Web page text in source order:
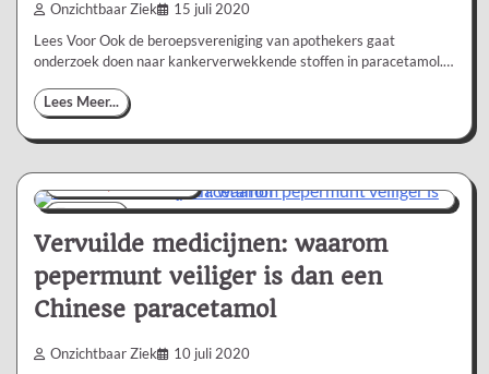
Onzichtbaar Ziek 15 juli 2020
Lees Voor Ook de beroepsvereniging van apothekers gaat
onderzoek doen naar kankerverwekkende stoffen in paracetamol.…
Lees Meer...
3 min 0
Nieuws/Informatie
Vervuilde medicijnen: waarom
pepermunt veiliger is dan een
Chinese paracetamol
Onzichtbaar Ziek 10 juli 2020